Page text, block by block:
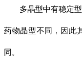
多晶型中有稳定型
药物晶型不同，因此
同。